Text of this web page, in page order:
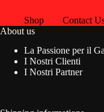
Shop Contact
About us
La Passione per il
I Nostri Clienti
I Nostri Partner